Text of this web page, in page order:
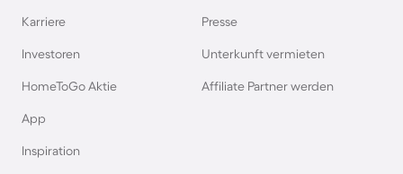
Angelurlaub in Bayern
Angelurlaub in Brandenburg
Karriere
Investoren
HomeToGo Aktie
App
Inspiration
Presse
Unterkunft vermieten
Affiliate Partner werden